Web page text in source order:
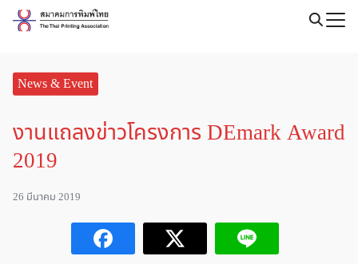
Skip
News & Event
งานแถลงข่าวโครงการ DEmark Award
2019
26 มีนาคม 2019